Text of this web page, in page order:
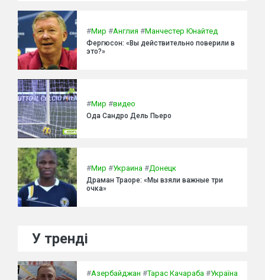
#Мир #Англия #Манчестер Юнайтед
Фергюсон: «Вы действительно поверили в
это?»
#Мир #видео
Ода Сандро Дель Пьеро
#Мир #Украина #Донецк
Драман Траоре: «Мы взяли важные три
очка»
У тренді
#Азербайджан #Тарас Качараба #Україна